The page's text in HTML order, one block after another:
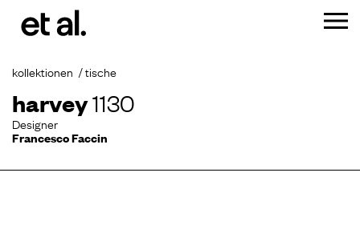
kollektionen tische
harvey1130
Designer
Francesco Faccin